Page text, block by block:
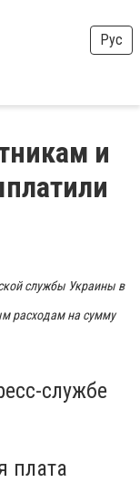
Рус
и
службы Украины в
расходам на сумму
службе
плата